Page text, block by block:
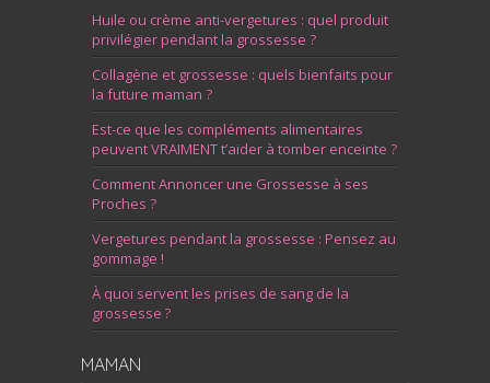
Huile ou crème anti-vergetures : quel produit
privilégier pendant la grossesse ?
Collagène et grossesse : quels bienfaits pour
la future maman ?
Est-ce que les compléments alimentaires
peuvent VRAIMENT t’aider à tomber enceinte ?
Comment Annoncer une Grossesse à ses
Proches ?
Vergetures pendant la grossesse : Pensez au
gommage !
À quoi servent les prises de sang de la
grossesse ?
MAMAN